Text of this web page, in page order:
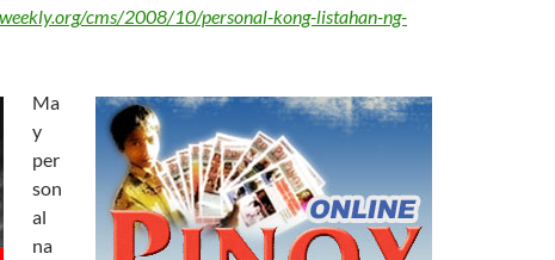
cms/2008/10/personal-kong-listahan-ng-
Ma
y
per
son
al
na